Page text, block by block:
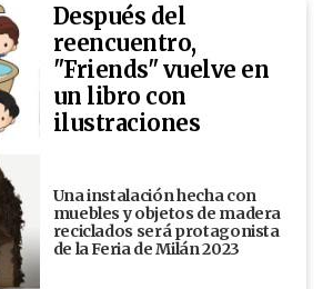
Después del
reencuentro,
"Friends" vuelve en
un libro con
ilustraciones
Una instalación hecha con
muebles y objetos de madera
reciclados será protagonista
de la Feria de Milán 2023